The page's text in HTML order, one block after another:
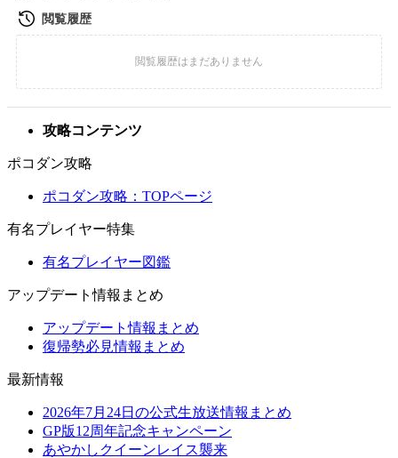
攻略コンテンツ
ポコダン攻略
ポコダン攻略：TOPページ
有名プレイヤー特集
有名プレイヤー図鑑
アップデート情報まとめ
アップデート情報まとめ
復帰勢必見情報まとめ
最新情報
2026年7月24日の公式生放送情報まとめ
GP版12周年記念キャンペーン
あやかしクイーンレイス襲来